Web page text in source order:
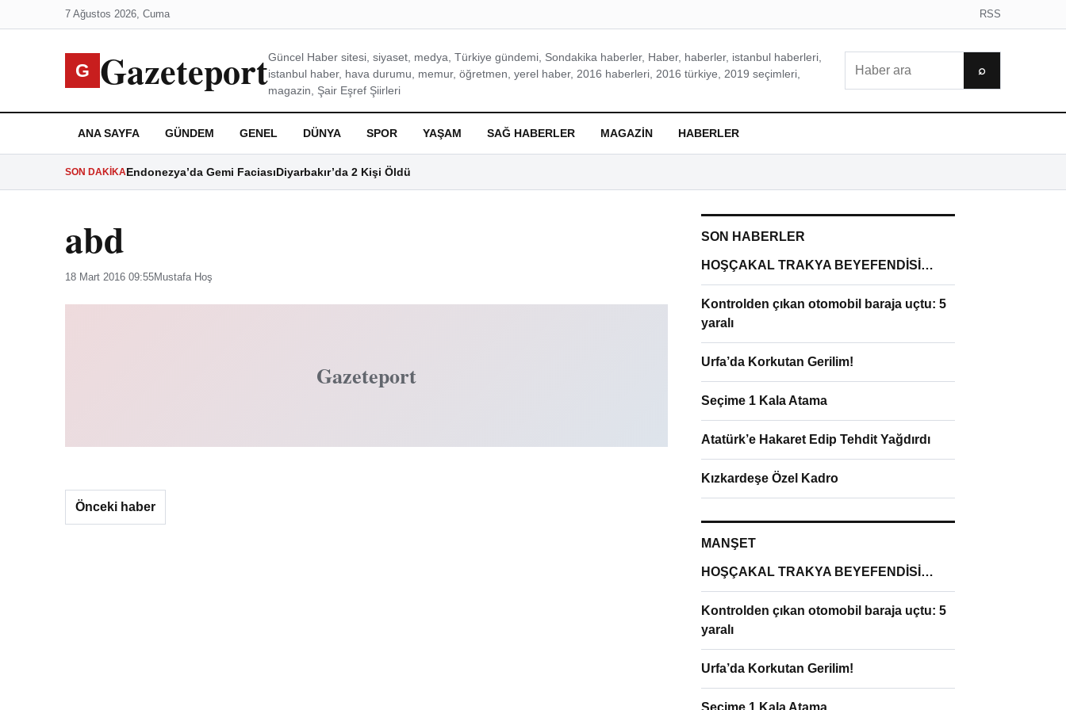
7 Ağustos 2026, Cuma RSS
G GazeteportGüncel Haber sitesi, siyaset, medya, Türkiye gündemi, Sondakika haberler, Haber, haberler, istanbul haberleri,
istanbul haber, hava durumu, memur, öğretmen, yerel haber, 2016 haberleri, 2016 türkiye, 2019 seçimleri,
magazin, Şair Eşref Şiirleri
⌕
ANA SAYFA GÜNDEM GENEL DÜNYA SPOR YAŞAM SAĞ HABERLER MAGAZIN HABERLER
SON DAKIKAEndonezya’da Gemi FaciasıDiyarbakır’da 2 Kişi Öldü
abd
18 Mart 2016 09:55Mustafa Hoş
Gazeteport
Önceki haber
SON HABERLER
HOŞÇAKAL TRAKYA BEYEFENDİSİ…
Kontrolden çıkan otomobil baraja uçtu: 5
yaralı
Urfa’da Korkutan Gerilim!
Seçime 1 Kala Atama
Atatürk’e Hakaret Edip Tehdit Yağdırdı
Kızkardeşe Özel Kadro
MANŞET
HOŞÇAKAL TRAKYA BEYEFENDİSİ…
Kontrolden çıkan otomobil baraja uçtu: 5
yaralı
Urfa’da Korkutan Gerilim!
Seçime 1 Kala Atama